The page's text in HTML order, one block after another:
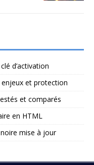
d’activation
enjeux et protection
et comparés
en HTML
mise à jour